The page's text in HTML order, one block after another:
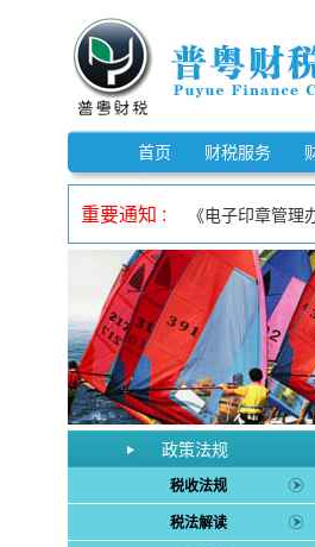
首页 财税服务
重要通知 :
《市场监督管
《中华人民共
自2023年1月1
《电子印章管理
自2023年1月1
自2023年1月1
《欠税公告办法
《中华人民共和
自2023年1月1
《中华人民共和
《市场监督管理
《中华人民共和
政策法规
税收法规
税法解读